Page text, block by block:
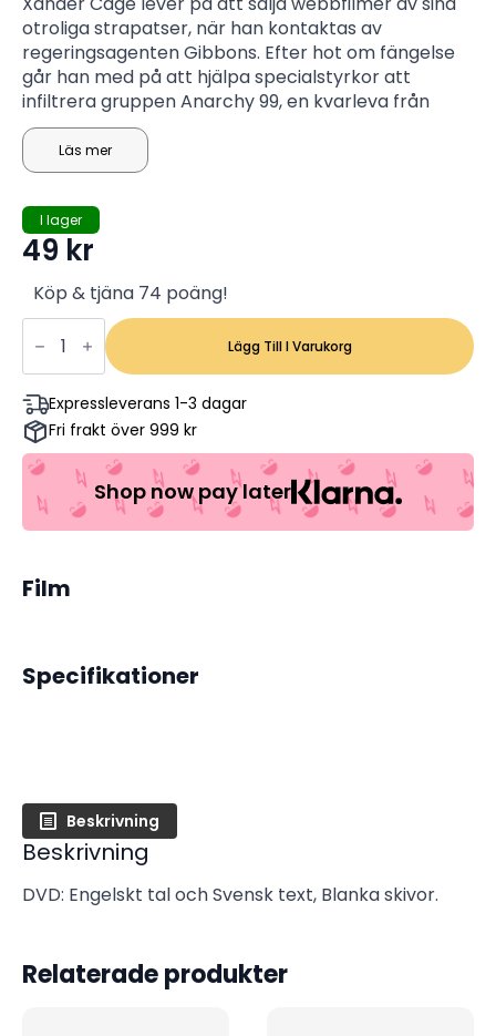
otroliga strapatser, när han kontaktas av
regeringsagenten Gibbons. Efter hot om fängelse
går han med på att hjälpa specialstyrkor att
infiltrera gruppen Anarchy 99, en kvarleva från
Röda armén, baserad i Prag. Där blir Xander god
vän med gruppens ledare Yorgi, och välkomnas
som en hjälte. Det är bara Yorgis flickvän Yelena
Läs mer
I lager
49 kr
Köp & tjäna 74 poäng!
xXx
disc
-
Vin
Diesel,
Samuel
Jackson,
Asia
Argento
(Begagnad)
Lägg Till I Varukorg
Expressleverans 1-3 dagar
Fri frakt över 999 kr
Shop now pay later
Film
Specifikationer
Beskrivning
Beskrivning
DVD: Engelskt tal och Svensk text, Blanka skivor.
Relaterade produkter